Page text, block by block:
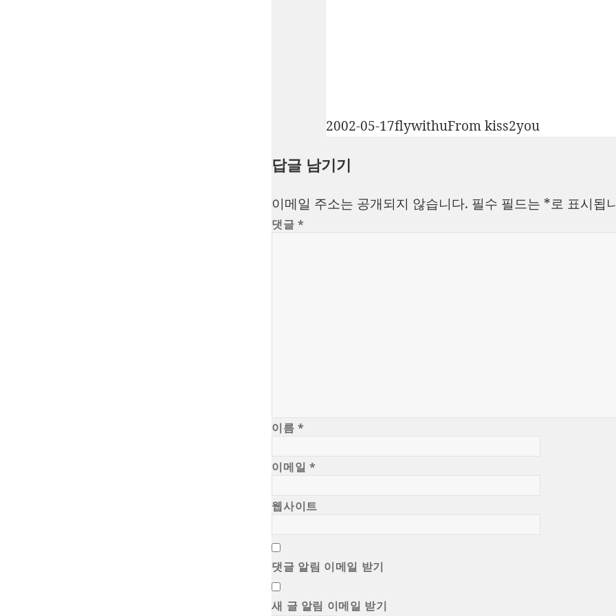
작
일
2002-05-17글
flywithu카
From kiss2you
답글 남기기
이메일 주소는 공개되지 않습니다. 필수 필드는 *로 표시됩
댓글*
이름*
이메일 *
웹사이트
댓글 알림 이메일 받기
새 글 알림 이메일 받기